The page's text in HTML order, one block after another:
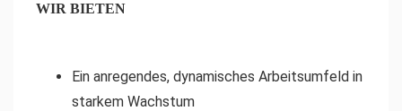
WIR BIETEN
Ein anregendes, dynamisches Arbeitsumfeld in
starkem Wachstum